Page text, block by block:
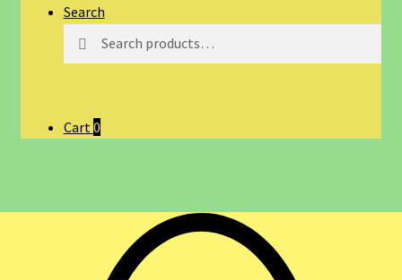
Search
Cart0